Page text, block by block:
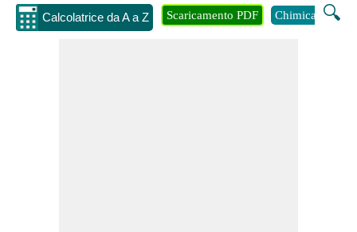
Calcolatrice da A a Z 🔍
Scaricamento PDF Chimica